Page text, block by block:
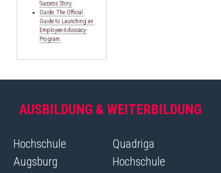
Success Story.
Guide: The Official
Guide to Launching an
Employee-Advocacy-
Program.
AUSBILDUNG & WEITERBILDUNG
Hochschule
Augsburg
Quadriga
Hochschule